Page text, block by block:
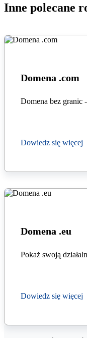
Inne polecane
Domena .com
Domena bez granic
Dowiedz się więcej
Domena .eu
Pokaż swoją
Dowiedz się więcej